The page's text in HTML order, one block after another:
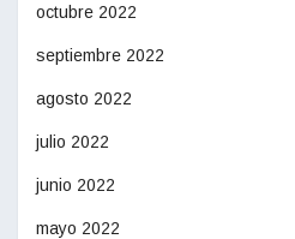
octubre 2022
septiembre 2022
agosto 2022
julio 2022
junio 2022
mayo 2022